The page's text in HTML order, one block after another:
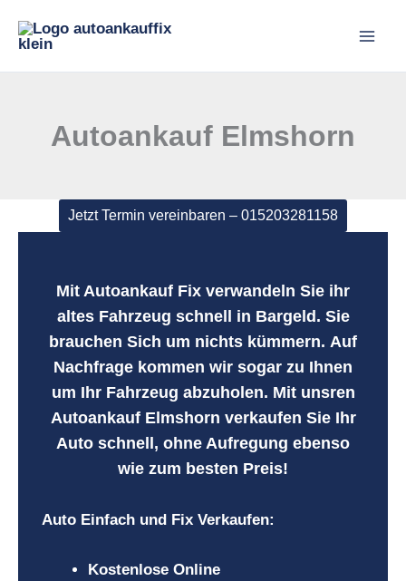
Inhalt
Autoankauf Elmshorn
Jetzt Termin vereinbaren – 015203281158
Mit Autoankauf Fix verwandeln Sie ihr
altes Fahrzeug schnell in Bargeld . Sie
brauchen Sich um nichts kümmern. Auf
Nachfrage kommen wir sogar zu Ihnen
um Ihr Fahrzeug abzuholen. Mit unsren
Autoankauf Elmshorn verkaufen Sie Ihr
Auto schnell, ohne Aufregung ebenso
wie zum besten Preis!
Auto Einfach und Fix Verkaufen:
Kostenlose Online